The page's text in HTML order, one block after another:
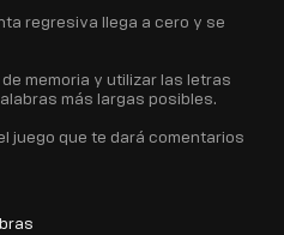
regresiva llega a cero y se
memoria y utilizar las letras
más largas posibles.
juego que te dará comentarios